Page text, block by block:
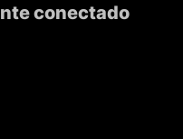
conectado